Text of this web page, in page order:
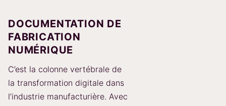
DOCUMENTATION DE
FABRICATION
NUMÉRIQUE
C’est la colonne vertébrale de
la transformation digitale dans
l’industrie manufacturière. Avec